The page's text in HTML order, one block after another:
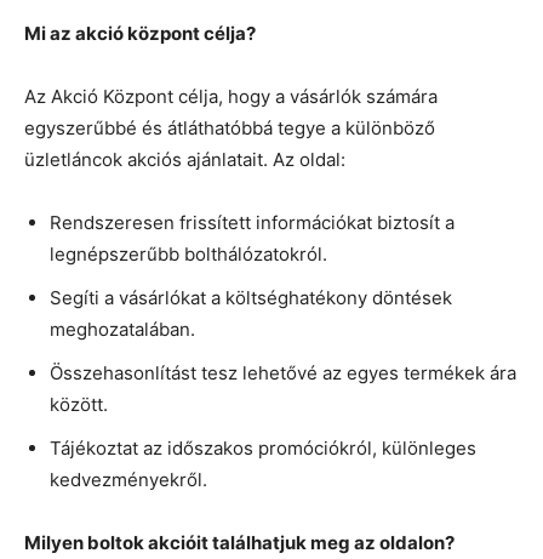
Mi az akció központ célja?
Az Akció Központ célja, hogy a vásárlók számára
egyszerűbbé és átláthatóbbá tegye a különböző
üzletláncok akciós ajánlatait. Az oldal:
Rendszeresen frissített információkat biztosít a
legnépszerűbb bolthálózatokról.
Segíti a vásárlókat a költséghatékony döntések
meghozatalában.
Összehasonlítást tesz lehetővé az egyes termékek ára
között.
Tájékoztat az időszakos promóciókról, különleges
kedvezményekről.
Milyen boltok akcióit találhatjuk meg az oldalon?